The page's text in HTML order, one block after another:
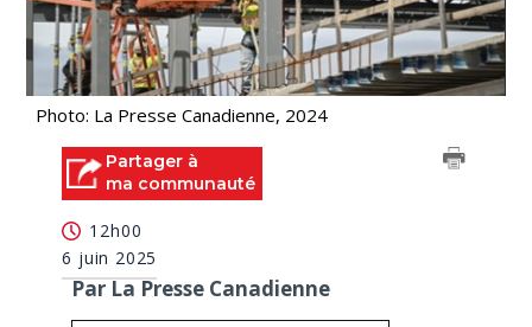
Photo: La Presse Canadienne, 2024
Partager à
ma communauté
12h00
6 juin 2025
Par La Presse Canadienne